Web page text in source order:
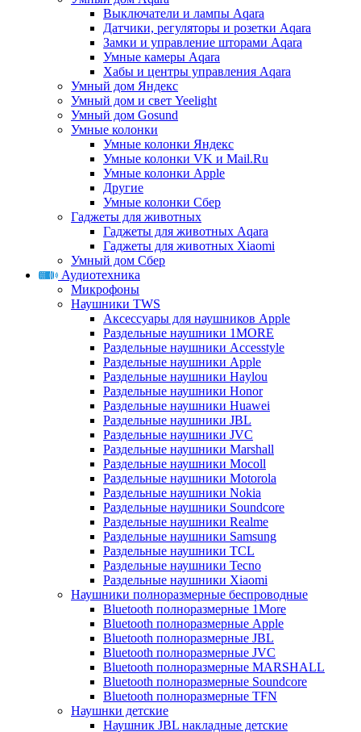
Выключатели и лампы Aqara
Датчики, регуляторы и розетки Aqara
Замки и управление шторами Aqara
Умные камеры Aqara
Хабы и центры управления Aqara
Умный дом Яндекс
Умный дом и свет Yeelight
Умный дом Gosund
Умные колонки
Умные колонки Яндекс
Умные колонки VK и Mail.Ru
Умные колонки Apple
Другие
Умные колонки Сбер
Гаджеты для животных
Гаджеты для животных Aqara
Гаджеты для животных Xiaomi
Умный дом Сбер
Аудиотехника
Микрофоны
Наушники TWS
Аксессуары для наушников Apple
Раздельные наушники 1MORE
Раздельные наушники Accesstyle
Раздельные наушники Apple
Раздельные наушники Haylou
Раздельные наушники Honor
Раздельные наушники Huawei
Раздельные наушники JBL
Раздельные наушники JVC
Раздельные наушники Marshall
Раздельные наушники Mocoll
Раздельные наушники Motorola
Раздельные наушники Nokia
Раздельные наушники Soundcore
Раздельные наушники Realme
Раздельные наушники Samsung
Раздельные наушники TCL
Раздельные наушники Tecno
Раздельные наушники Xiaomi
Наушники полноразмерные беспроводные
Bluetooth полноразмерные 1More
Bluetooth полноразмерные Apple
Bluetooth полноразмерные JBL
Bluetooth полноразмерные JVC
Bluetooth полноразмерные MARSHALL
Bluetooth полноразмерные Soundcore
Bluetooth полноразмерные TFN
Наушнки детские
Наушник JBL накладные детские